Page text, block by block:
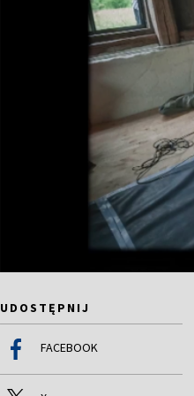
UDOSTĘPNIJ
FACEBOOK